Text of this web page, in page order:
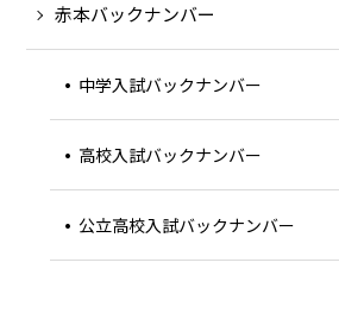
赤本バックナンバー
中学入試バックナンバー
高校入試バックナンバー
公立高校入試バックナンバー